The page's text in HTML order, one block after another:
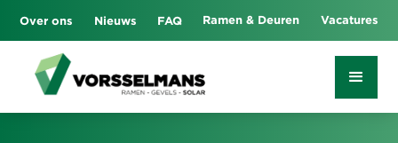
Over ons Nieuws FAQ Ramen & Deuren Vacatures